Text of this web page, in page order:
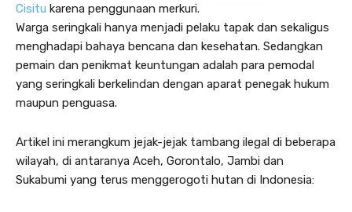
Cisitu karena penggunaan merkuri.
Warga seringkali hanya menjadi pelaku tapak dan sekaligus
menghadapi bahaya bencana dan kesehatan. Sedangkan
pemain dan penikmat keuntungan adalah para pemodal
yang seringkali berkelindan dengan aparat penegak hukum
maupun penguasa.
Artikel ini merangkum jejak-jejak tambang ilegal di beberapa
wilayah, di antaranya Aceh, Gorontalo, Jambi dan
Sukabumi yang terus menggerogoti hutan di Indonesia: